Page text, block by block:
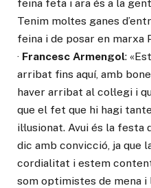
feina feta i ara és a la
Tenim moltes ganes
feina i de posar en marxa
· Francesc Armengol:
arribat fins aquí, amb
haver arribat al col·legi i
que el fet que hi hagi
il·lusionat. Avui és la festa
dic amb convicció, ja que
cordialitat i estem
som optimistes de mena i